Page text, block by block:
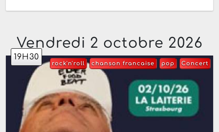
Vendredi 2 octobre 2026
19H30
Concert
pop
chanson francaise
rock'n'roll